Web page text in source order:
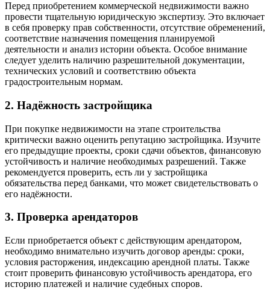
Перед приобретением коммерческой недвижимости важно
провести тщательную юридическую экспертизу. Это включает
в себя проверку прав собственности, отсутствие обременений,
соответствие назначения помещения планируемой
деятельности и анализ истории объекта. Особое внимание
следует уделить наличию разрешительной документации,
технических условий и соответствию объекта
градостроительным нормам. ​
2. Надёжность застройщика
При покупке недвижимости на этапе строительства
критически важно оценить репутацию застройщика. Изучите
его предыдущие проекты, сроки сдачи объектов, финансовую
устойчивость и наличие необходимых разрешений. Также
рекомендуется проверить, есть ли у застройщика
обязательства перед банками, что может свидетельствовать о
его надёжности. ​
3. Проверка арендаторов
Если приобретается объект с действующим арендатором,
необходимо внимательно изучить договор аренды: сроки,
условия расторжения, индексацию арендной платы. Также
стоит проверить финансовую устойчивость арендатора, его
историю платежей и наличие судебных споров. ​